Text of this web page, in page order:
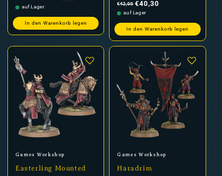
auf Lager
In den Warenkorb legen
Preis
€42,00 €40,30
auf Lager
In den Warenkorb legen
Anbieter:
Games Workshop
Easterling Mounted
Anbieter:
Games Workshop
Haradrim